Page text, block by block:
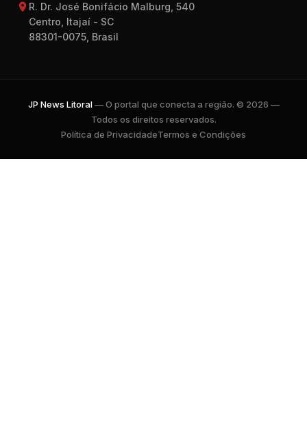
R. Dr. José Bonifácio Malburg, 540
Centro, Itajaí - SC
88301-0075, Brasil
JP News Litoral— O portal que conecta a região. © 2026 —
Todos os direitos reservados.
Política de PrivacidadeTermos e Condições